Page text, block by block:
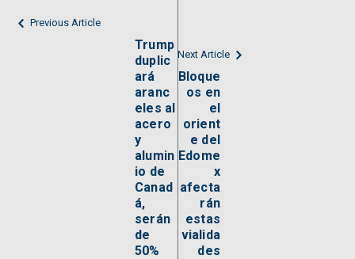
Previous Article
Trump
duplic
ará
aranc
eles al
acero
y
alumin
io de
Canad
á,
serán
de
50%
Next Article
Bloque
os en
el
orient
e del
Edome
x
afecta
rán
estas
vialida
des